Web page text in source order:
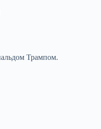
Трампом.